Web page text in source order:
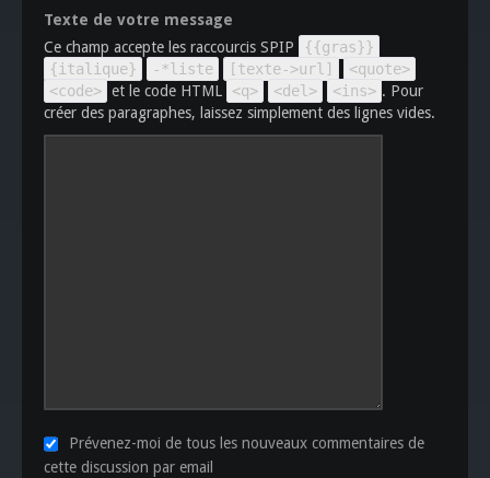
Texte de votre message
Ce champ accepte les raccourcis SPIP
{{gras}}
{italique}
-*liste [texte->url]
<quote>
<code> et le code HTML <q> <del> <ins> . Pour
créer des paragraphes, laissez simplement des lignes vides.
Prévenez-moi de tous les nouveaux commentaires de
cette discussion par email